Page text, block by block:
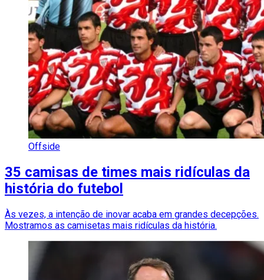
Offside
35 camisas de times mais ridículas da
história do futebol
Às vezes, a intenção de inovar acaba em grandes decepções.
Mostramos as camisetas mais ridículas da história.